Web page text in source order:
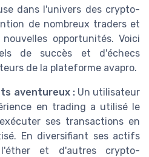
dans l'univers des crypto-
de nombreux traders et
opportunités. Voici
de succès et d'échecs
de la plateforme avapro.
aventureux :Un utilisateur
en trading a utilisé le
ses transactions en
En diversifiant ses actifs
et d'autres crypto-